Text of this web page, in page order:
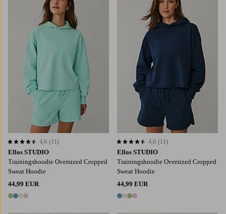
Ellos STUDIO
Trainingshoodie Oversized Cropped
Sweat Hoodie
44,99 EUR
4 kleuren
4,6 op basis van 11 beoordelingen
4,6 (11)
Ellos STUDIO
Trainingshoodie Oversized Cropped
Sweat Hoodie
44,99 EUR
4 kleuren
4,6 op basis van 11 beoordelingen
4,6 (11)